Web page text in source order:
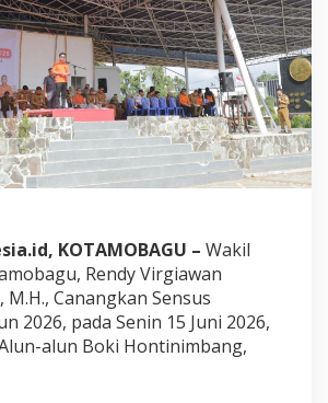
g
u
C
a
n
a
n
g
k
S
e
n
s
u
E
KOTAMOBAGU – Wakil
Rendy Virgiawan
M.H., Canangkan Sensus
2026, pada Senin 15 Juni 2026,
alun Boki Hontinimbang,